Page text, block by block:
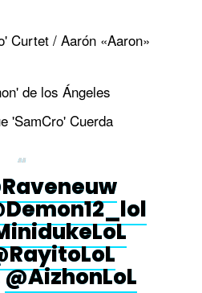
Curtet / Aarón «Aaron»
de los Ángeles
'SamCro' Cuerda
@AizhonLoL